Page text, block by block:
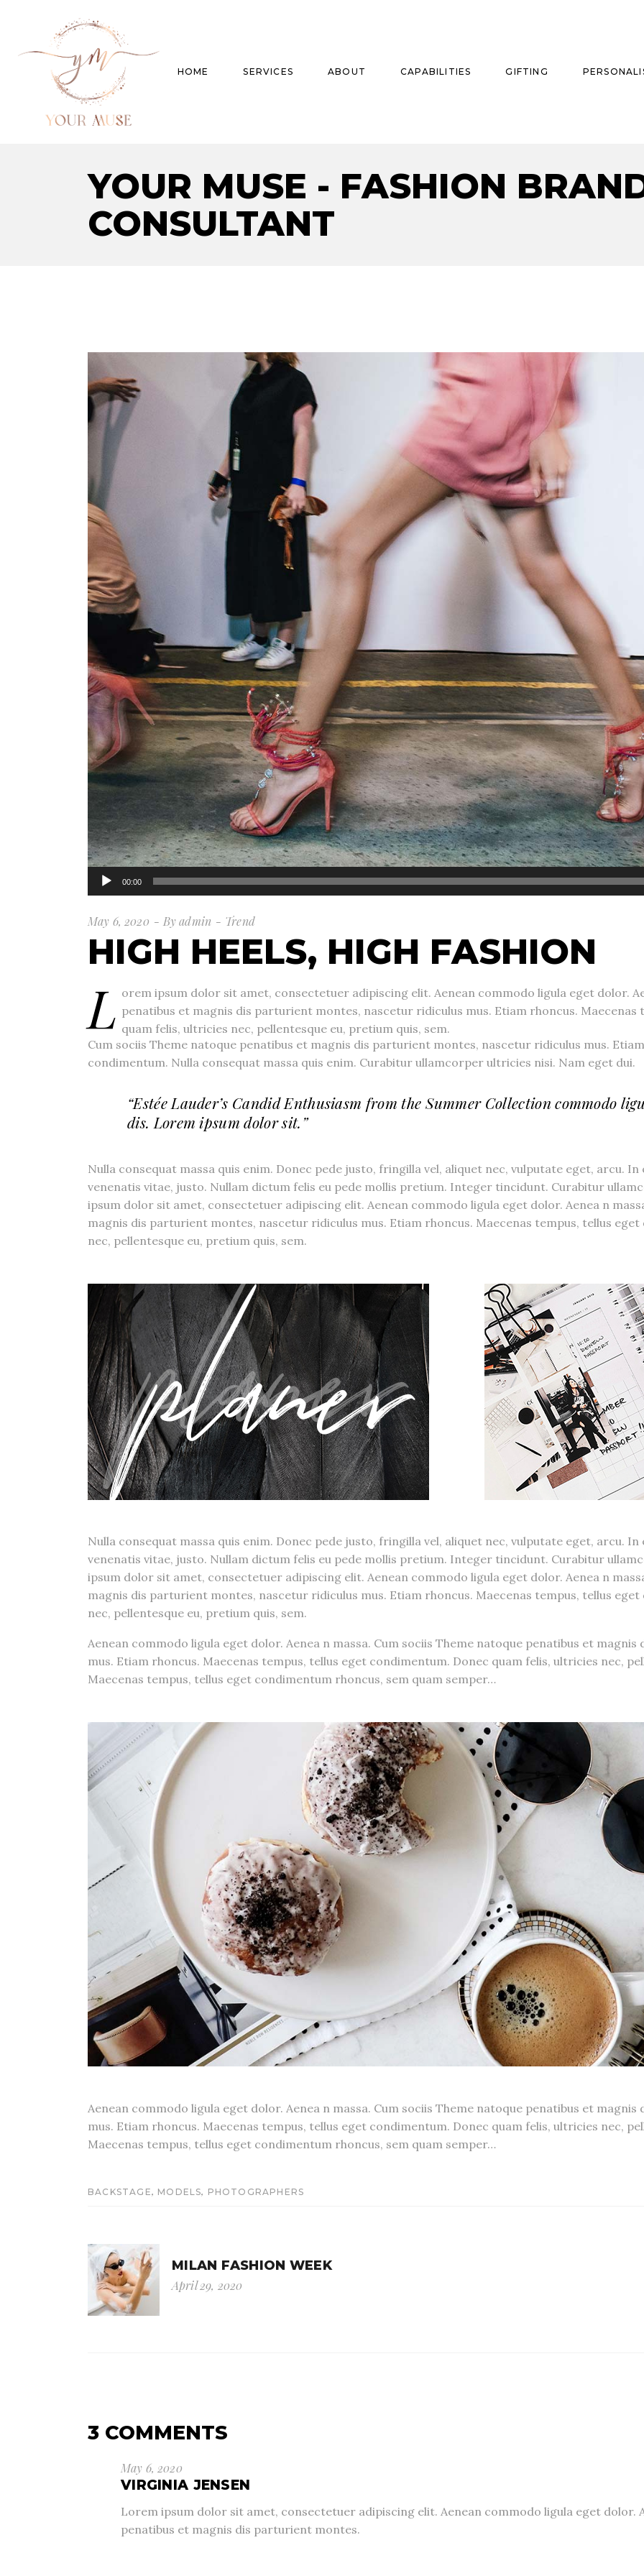
HOME SERVICES
Product Expertise
Trend Analysis
ABOUT CAPABILITIES GIFTING
YOUR MUSE - FASHION
CONSULTANT
Audio
Player
00:00
May 6, 2020 By admin Trend
HIGH HEELS, HIGH FASHION
L orem ipsum dolor sit amet, consectetuer adipiscing elit. Aenean commodo ligula eget dolor.
penatibus et magnis dis parturient montes, nascetur ridiculus mus. Etiam rhoncus.
quam felis, ultricies nec, pellentesque eu, pretium quis, sem.
Cum sociis Theme natoque penatibus et magnis dis parturient montes, nascetur ridiculus mus.
condimentum. Nulla consequat massa quis enim. Curabitur ullamcorper ultricies nisi. Nam eget dui.
“Estée Lauder’s Candid Enthusiasm from the Summer Collection commodo
dis. Lorem ipsum dolor sit.”
Nulla consequat massa quis enim. Donec pede justo, fringilla vel, aliquet nec, vulputate eget, arcu.
venenatis vitae, justo. Nullam dictum felis eu pede mollis pretium. Integer tincidunt. Curabitur
ipsum dolor sit amet, consectetuer adipiscing elit. Aenean commodo ligula eget dolor. Aenea n
magnis dis parturient montes, nascetur ridiculus mus. Etiam rhoncus. Maecenas tempus, tellus
nec, pellentesque eu, pretium quis, sem.
Nulla consequat massa quis enim. Donec pede justo, fringilla vel, aliquet nec, vulputate eget, arcu.
venenatis vitae, justo. Nullam dictum felis eu pede mollis pretium. Integer tincidunt. Curabitur
ipsum dolor sit amet, consectetuer adipiscing elit. Aenean commodo ligula eget dolor. Aenea n
magnis dis parturient montes, nascetur ridiculus mus. Etiam rhoncus. Maecenas tempus, tellus
nec, pellentesque eu, pretium quis, sem.
Aenean commodo ligula eget dolor. Aenea n massa. Cum sociis Theme natoque penatibus et
mus. Etiam rhoncus. Maecenas tempus, tellus eget condimentum. Donec quam felis, ultricies nec,
Maecenas tempus, tellus eget condimentum rhoncus, sem quam semper…
Aenean commodo ligula eget dolor. Aenea n massa. Cum sociis Theme natoque penatibus et
mus. Etiam rhoncus. Maecenas tempus, tellus eget condimentum. Donec quam felis, ultricies nec,
Maecenas tempus, tellus eget condimentum rhoncus, sem quam semper…
BACKSTAGE, MODELS, PHOTOGRAPHERS
MILAN FASHION WEEK
April 29, 2020
3 COMMENTS
May 6, 2020
VIRGINIA JENSEN
Lorem ipsum dolor sit amet, consectetuer adipiscing elit. Aenean commodo ligula eget dolor.
penatibus et magnis dis parturient montes.